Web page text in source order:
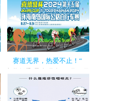
商代表出...
赛道无界，热爱不止！“
晚,喜德盛杯2024环海南岛国际
公路自...